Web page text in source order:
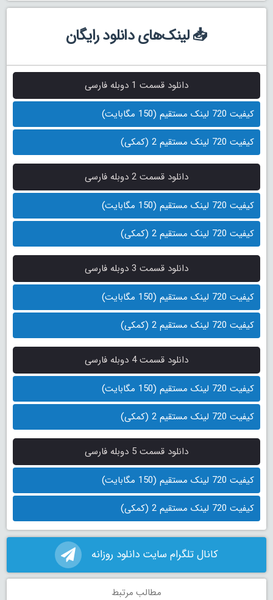
📥 لینک‌های دانلود رایگان
دانلود قسمت 1 دوبله فارسی
کیفیت 720 لینک مستقیم (150 مگابایت)
کیفیت 720 لینک مستقیم 2 (کمکی)
دانلود قسمت 2 دوبله فارسی
کیفیت 720 لینک مستقیم (150 مگابایت)
کیفیت 720 لینک مستقیم 2 (کمکی)
دانلود قسمت 3 دوبله فارسی
کیفیت 720 لینک مستقیم (150 مگابایت)
کیفیت 720 لینک مستقیم 2 (کمکی)
دانلود قسمت 4 دوبله فارسی
کیفیت 720 لینک مستقیم (150 مگابایت)
کیفیت 720 لینک مستقیم 2 (کمکی)
دانلود قسمت 5 دوبله فارسی
کیفیت 720 لینک مستقیم (150 مگابایت)
کیفیت 720 لینک مستقیم 2 (کمکی)
کانال تلگرام سایت دانلود روزانه
مطالب مرتبط